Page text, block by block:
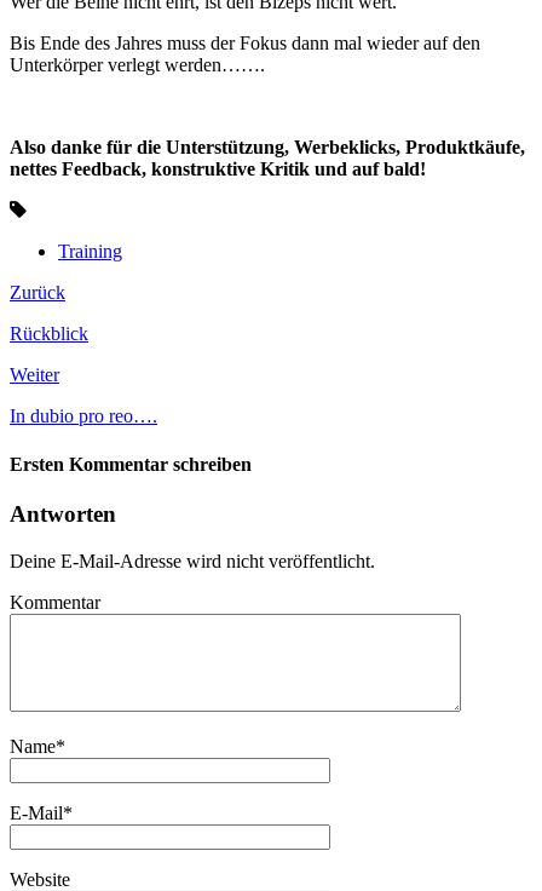
Bis Ende des Jahres muss der Fokus dann mal wieder auf den
Unterkörper verlegt werden…….
Also danke für die Unterstützung, Werbeklicks, Produktkäufe,
nettes Feedback, konstruktive Kritik und auf bald!
Training
Zurück
Rückblick
Weiter
In dubio pro reo….
Ersten Kommentar schreiben
Antworten
Deine E-Mail-Adresse wird nicht veröffentlicht.
Kommentar
Name*
E-Mail*
Website